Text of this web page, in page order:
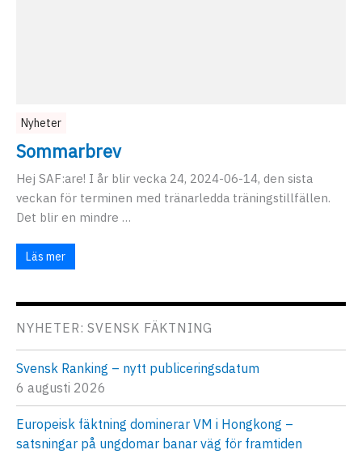
Nyheter
Sommarbrev
Hej SAF:are! I år blir vecka 24, 2024-06-14, den sista
veckan för terminen med tränarledda träningstillfällen.
Det blir en mindre …
Läs mer
NYHETER: SVENSK FÄKTNING
Svensk Ranking – nytt publiceringsdatum
6 augusti 2026
Europeisk fäktning dominerar VM i Hongkong –
satsningar på ungdomar banar väg för framtiden